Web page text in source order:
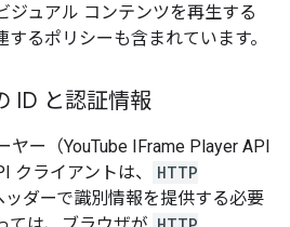
ジュアル コンテンツを再生する
るポリシーも含まれています。
ID と認証情報
ヤー（YouTube IFrame Player API
クライアントは、
HTTP
ッダーで識別情報を提供する必要